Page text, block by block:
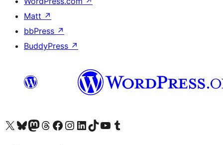
Matt ↗
bbPress ↗
BuddyPress ↗
Truy cập tài khoản X (trước đây là Twitter) của chúng tôiVisit our Bluesky account
Visit our Mastodon account
Visit our Threads account
Xem trang Facebook của chúng tôiTruy cập tài khoản Instagram của chúng tôiTruy cập tài khoản LinkedIn của chúng tôiVisit our TikTok account
Truy cập kênh YouTube của chúng tôi Visit our Tumblr account